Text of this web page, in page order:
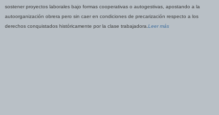
sostener proyectos laborales bajo formas cooperativas o autogestivas, apostando a la
autoorganización obrera pero sin caer en condiciones de precarización respecto a los
derechos conquistados históricamente por la clase trabajadora. Leer más